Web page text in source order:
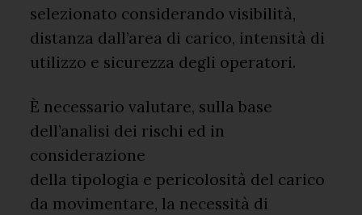
selezionato considerando visibilità,
distanza dall’area di carico, intensità di
utilizzo e sicurezza degli operatori.
È necessario valutare, sulla base
dell’analisi dei rischi ed in
considerazione
della tipologia e pericolosità del carico
da movimentare, la necessità di